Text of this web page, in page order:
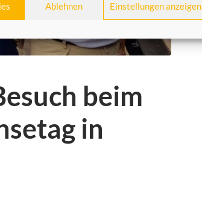
Ablehnen Einstellungen anzeigen
beim
in